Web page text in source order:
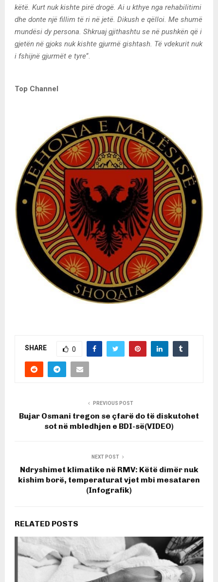
këtë. Kurt nuk kishte pirë drogë. Ai u kthye nga rehabilitimi
dhe donte një fillim të ri në jetë. Dikush e qëlloi. Me shumë
mundësi dy persona. Shkruaj gjithashtu se në pushkën që i
gjetën në gjoks nuk kishte gjurmë gishtash. Të vdekurit nuk
i fshijnë gjurmët e tyre“.
Top Channel
SHARE 0
PREVIOUS POST
Bujar Osmani tregon se çfarë do të diskutohet
sot në mbledhjen e BDI-së(VIDEO)
NEXT POST
Ndryshimet klimatike në RMV: Këtë dimër nuk
kishim borë, temperaturat vjet mbi mesataren
(Infografik)
RELATED POSTS